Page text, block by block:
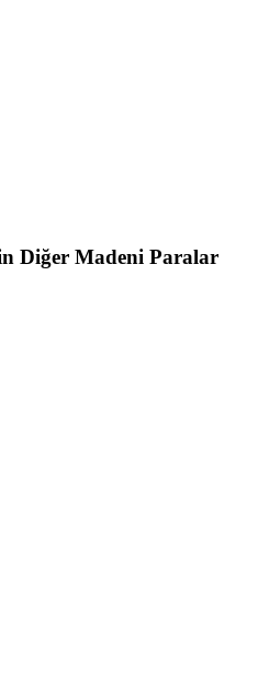
Diğer Madeni Paralar